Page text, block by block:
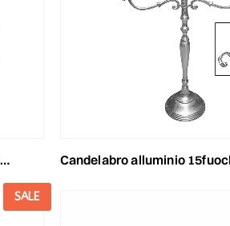
candelabro alluminio 15fuochi h.100 cm -mira-
SALE